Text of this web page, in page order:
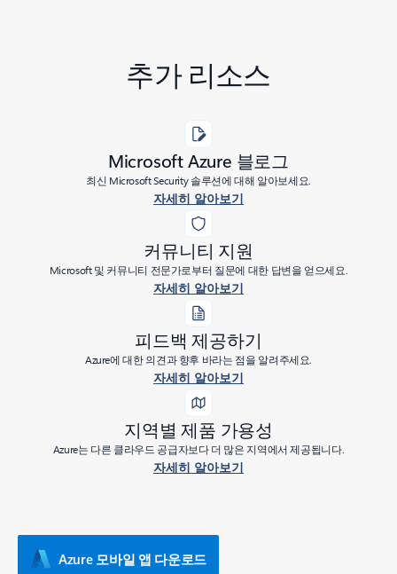
추가 리소스
Microsoft Azure 블로그
최신 Microsoft Security 솔루션에 대해 알아보세요.
자세히 알아보기
커뮤니티 지원
Microsoft 및 커뮤니티 전문가로부터 질문에 대한 답변을 얻으세요.
자세히 알아보기
피드백 제공하기
Azure에 대한 의견과 향후 바라는 점을 알려주세요.
자세히 알아보기
지역별 제품 가용성
Azure는 다른 클라우드 공급자보다 더 많은 지역에서 제공됩니다.
자세히 알아보기
Azure 모바일 앱 다운로드